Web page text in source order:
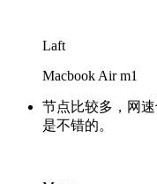
Laft
Macbook Air m1
节点比较多，网
是不错的。